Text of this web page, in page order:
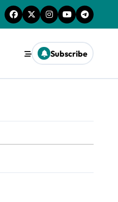
Subscribe